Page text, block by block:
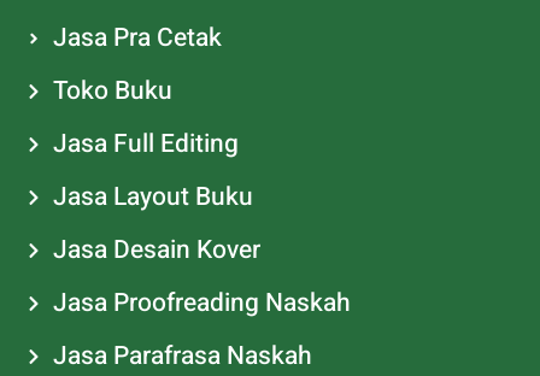
Jasa Pra Cetak
Toko Buku
Jasa Full Editing
Jasa Layout Buku
Jasa Desain Kover
Jasa Proofreading Naskah
Jasa Parafrasa Naskah